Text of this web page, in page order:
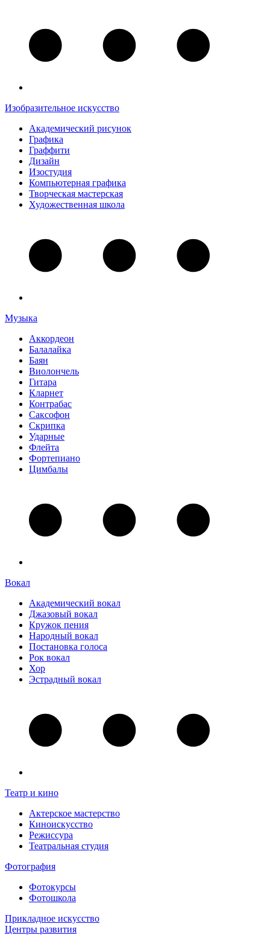
Изобразительное искусство
Академический рисунок
Графика
Граффити
Дизайн
Изостудия
Компьютерная графика
Творческая мастерская
Художественная школа
Музыка
Аккордеон
Балалайка
Баян
Виолончель
Гитара
Кларнет
Контрабас
Саксофон
Скрипка
Ударные
Флейта
Фортепиано
Цимбалы
Вокал
Академический вокал
Джазовый вокал
Кружок пения
Народный вокал
Постановка голоса
Рок вокал
Хор
Эстрадный вокал
Театр и кино
Актерское мастерство
Киноискусство
Режиссура
Театральная студия
Фотография
Фотокурсы
Фотошкола
Прикладное искусство
Центры развития